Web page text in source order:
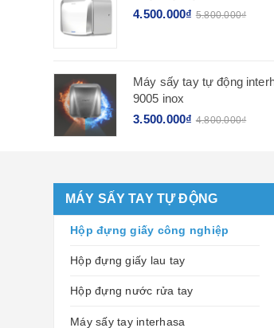
4.500.000₫ 5.800.000₫
Máy sấy tay tự động
9005 inox
3.500.000₫ 4.800.000₫
MÁY SẤY TAY TỰ ĐỘNG
Hộp đựng giấy công nghiệp
Hộp đựng giấy lau tay
Hộp đựng nước rửa tay
Máy sấy tay interhasa